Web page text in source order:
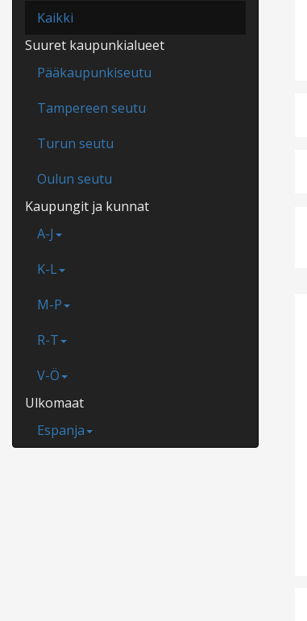
Kaikki
Suuret kaupunkialueet
Pääkaupunkiseutu
Tampereen seutu
Turun seutu
Oulun seutu
Kaupungit ja kunnat
A-J
K-L
M-P
R-T
V-Ö
Ulkomaat
Espanja